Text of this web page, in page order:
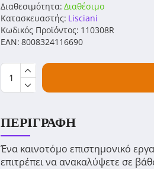
Διαθεσιμότητα: Διαθέσιμο
Κατασκευαστής: Lisciani
Κωδικός Προϊόντος: 110308R
EAN: 8008324116690
ΠΕΡΙΓΡΑΦΉ
Ένα καινοτόμο επιστημονικό
επιτρέπει να ανακαλύψετε σε